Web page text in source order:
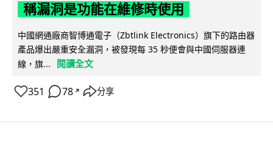
稱漏洞是功能在維修時使用
中國網通廠商智博通電子（Zbtlink Electronics）旗下的路由器
產品爆出嚴重安全漏洞，被發現每 35 秒便會與中國伺服器連
線，旗...
閱讀全文
351 78 ↗ 分享